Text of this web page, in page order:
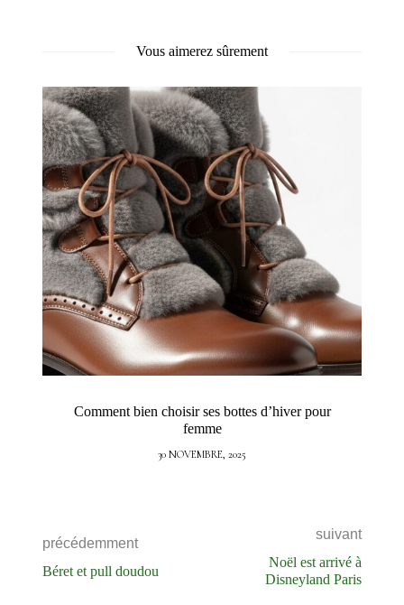
Vous aimerez sûrement
Comment bien choisir ses bottes d’hiver pour
femme
30 NOVEMBRE, 2025
précédemment
Béret et pull doudou
suivant
Noël est arrivé à
Disneyland Paris